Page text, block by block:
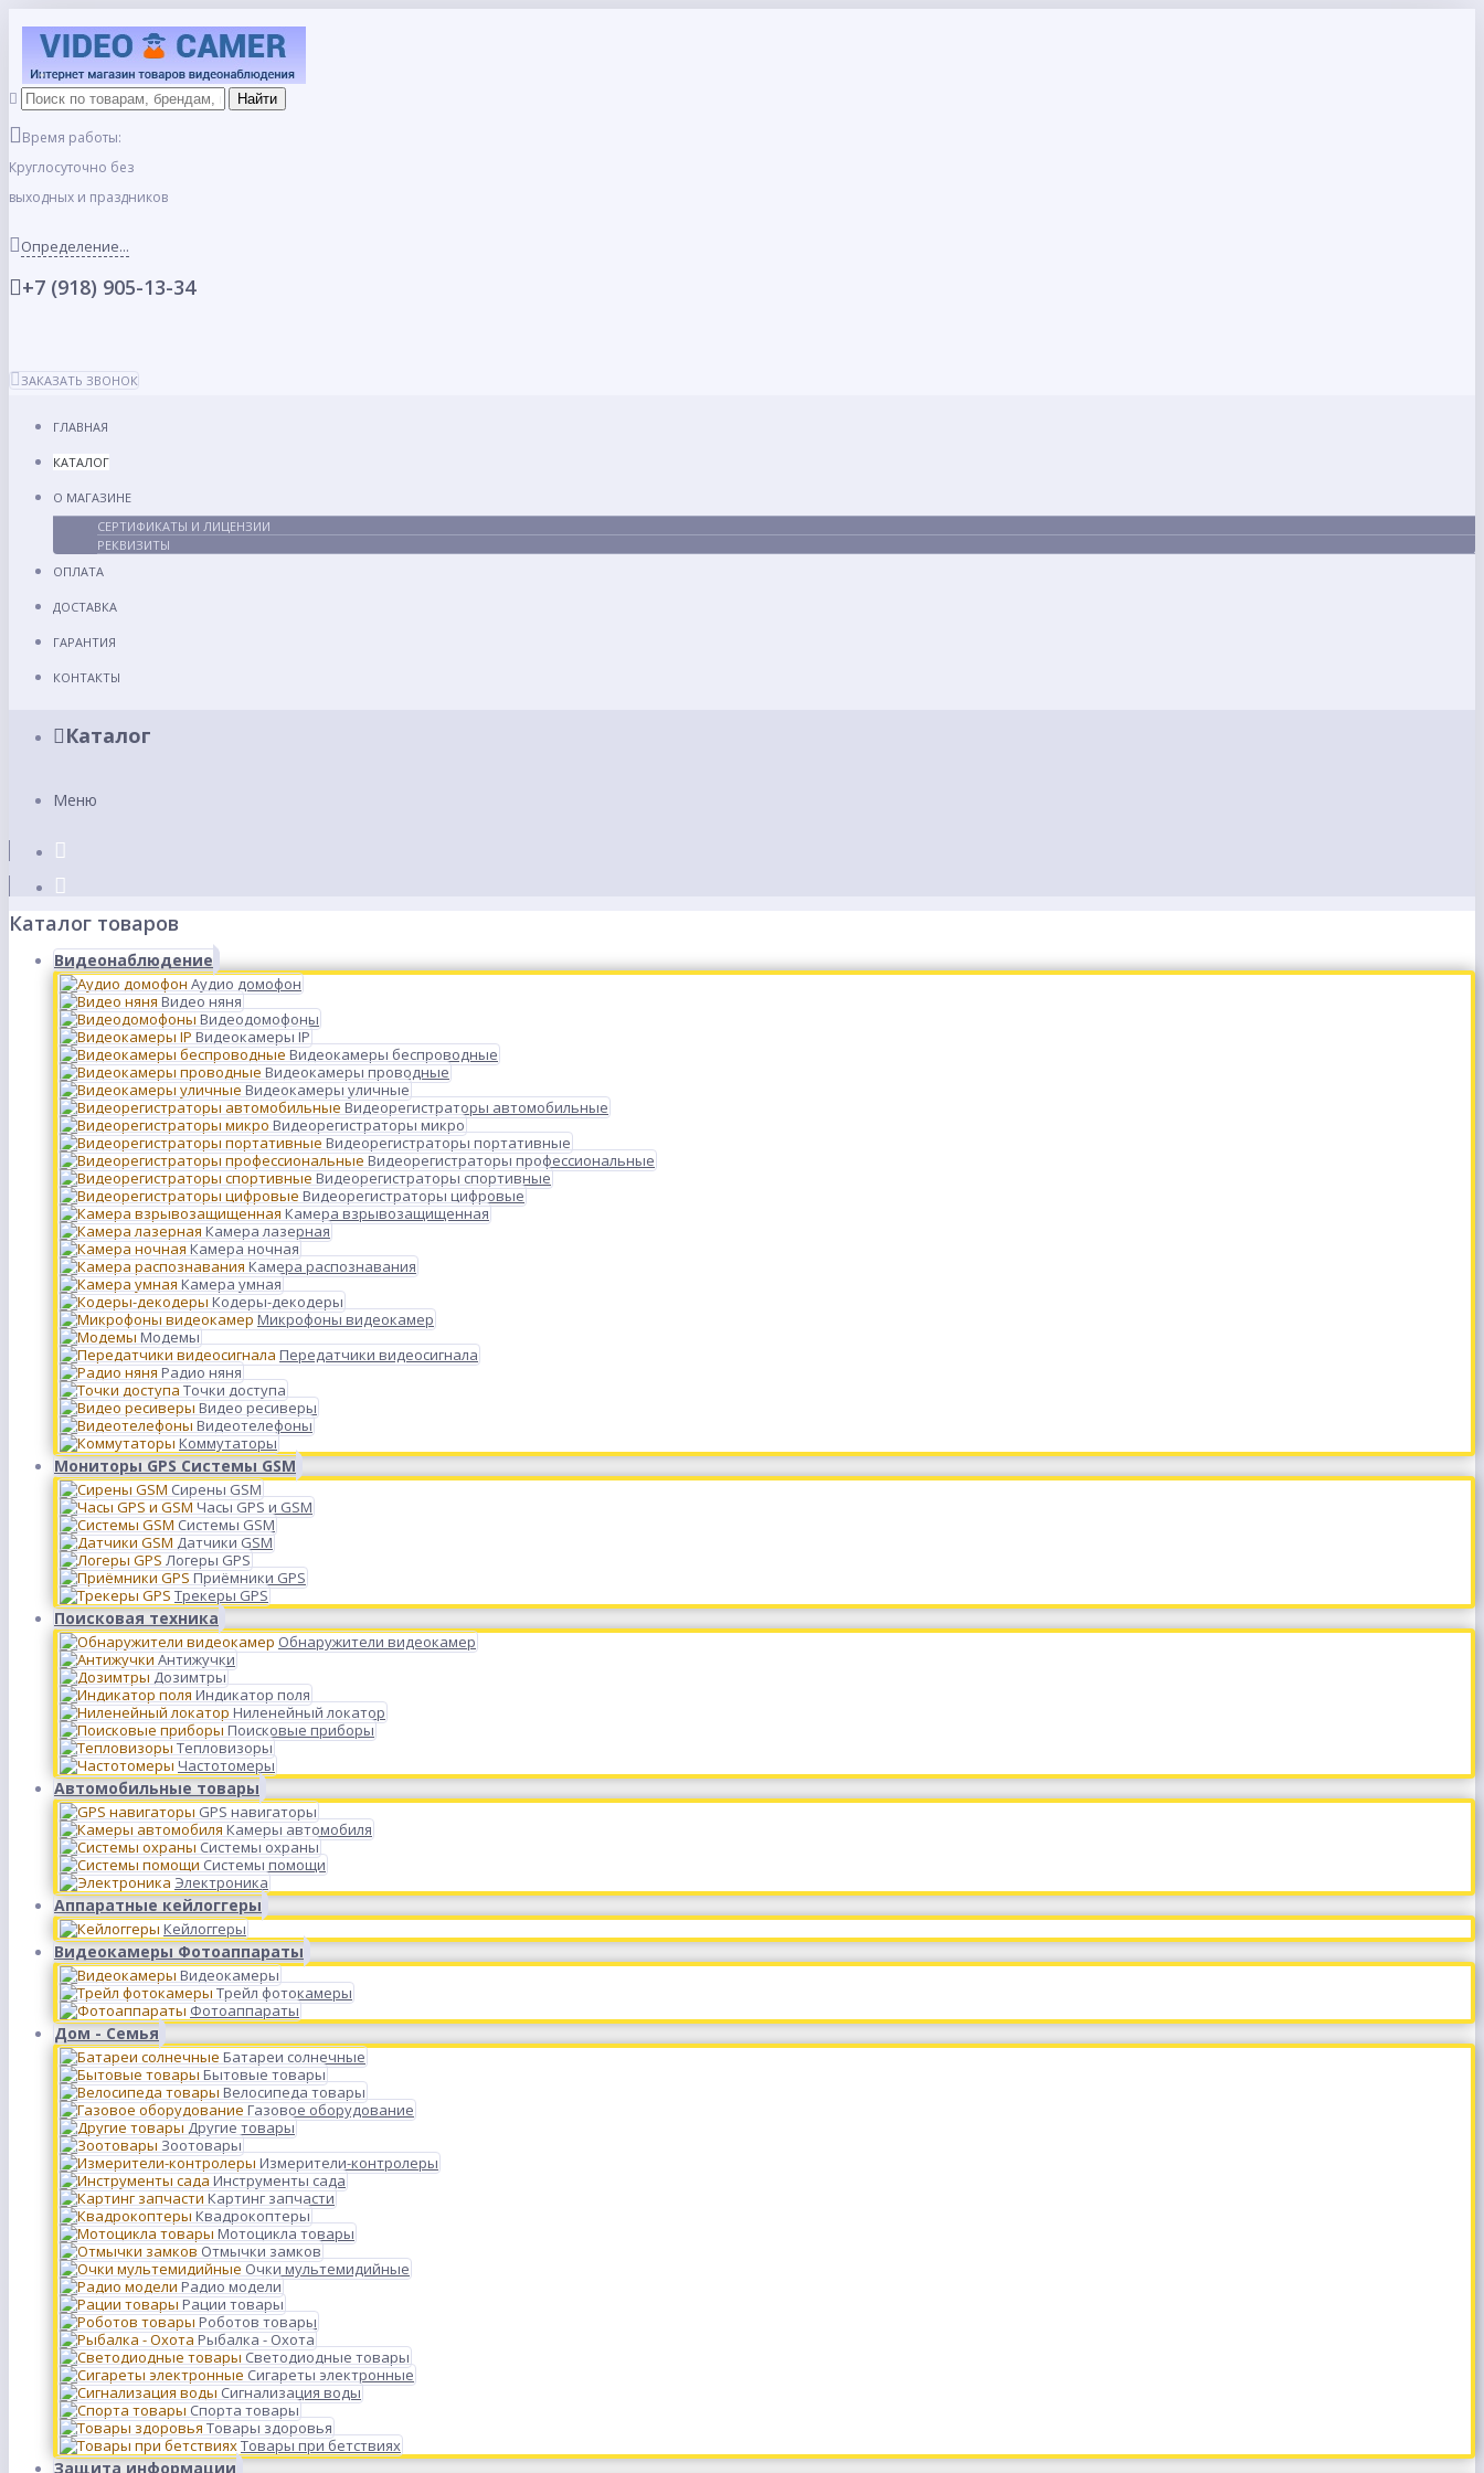
Время работы:
Круглосуточно без
выходных и праздников
Определение...
+7 (918) 905-13-34
ЗАКАЗАТЬ ЗВОНОК
ГЛАВНАЯ
КАТАЛОГ
О МАГАЗИНЕ
СЕРТИФИКАТЫ И ЛИЦЕНЗИИ
РЕКВИЗИТЫ
ОПЛАТА
ДОСТАВКА
ГАРАНТИЯ
КОНТАКТЫ
Каталог
Меню
Каталог товаров
Видеонаблюдение
Аудио домофон
Видео няня
Видеодомофоны
Видеокамеры IP
Видеокамеры беспроводные
Видеокамеры проводные
Видеокамеры уличные
Видеорегистраторы автомобильные
Видеорегистраторы микро
Видеорегистраторы портативные
Видеорегистраторы профессиональные
Видеорегистраторы спортивные
Видеорегистраторы цифровые
Камера взрывозащищенная
Камера лазерная
Камера ночная
Камера распознавания
Камера умная
Кодеры-декодеры
Микрофоны видеокамер
Модемы
Передатчики видеосигнала
Радио няня
Точки доступа
Видео ресиверы
Видеотелефоны
Коммутаторы
Мониторы GPS Системы GSM
Сирены GSM
Часы GPS и GSM
Системы GSM
Датчики GSM
Логеры GPS
Приёмники GPS
Трекеры GPS
Поисковая техника
Обнаружители видеокамер
Антижучки
Дозимтры
Индикатор поля
Ниленейный локатор
Поисковые приборы
Тепловизоры
Частотомеры
Автомобильные товары
GPS навигаторы
Камеры автомобиля
Системы охраны
Системы помощи
Электроника
Аппаратные кейлоггеры
Кейлоггеры
Видеокамеры Фотоаппараты
Видеокамеры
Трейл фотокамеры
Фотоаппараты
Дом - Семья
Батареи солнечные
Бытовые товары
Велосипеда товары
Газовое оборудование
Другие товары
Зоотовары
Измерители-контролеры
Инструменты сада
Картинг запчасти
Квадрокоптеры
Мотоцикла товары
Отмычки замков
Очки мультемидийные
Радио модели
Рации товары
Роботов товары
Рыбалка - Охота
Светодиодные товары
Сигареты электронные
Сигнализация воды
Спорта товары
Товары здоровья
Товары при бетствиях
Защита информации